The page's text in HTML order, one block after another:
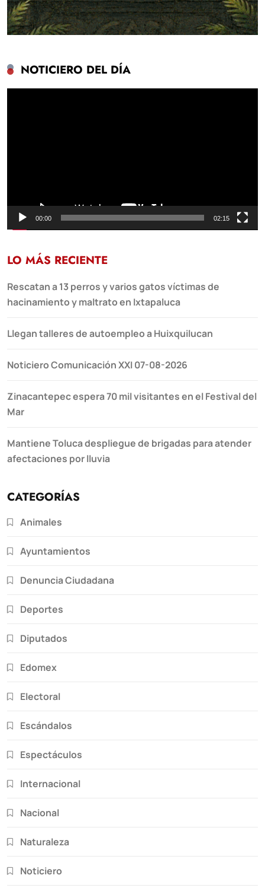
NOTICIERO DEL DÍA
00:00 02:15
LO MÁS RECIENTE
Rescatan a 13 perros y varios gatos víctimas de
hacinamiento y maltrato en Ixtapaluca
Llegan talleres de autoempleo a Huixquilucan
Noticiero Comunicación XXI 07-08-2026
Zinacantepec espera 70 mil visitantes en el Festival del
Mar
Mantiene Toluca despliegue de brigadas para atender
afectaciones por lluvia
CATEGORÍAS
Animales
Ayuntamientos
Denuncia Ciudadana
Deportes
Diputados
Edomex
Electoral
Escándalos
Espectáculos
Internacional
Nacional
Naturaleza
Noticiero